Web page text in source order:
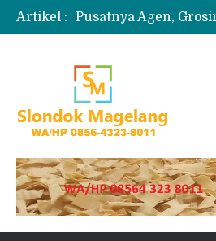
Artikel :
Produksi Slondok
Jual Puyur Koin